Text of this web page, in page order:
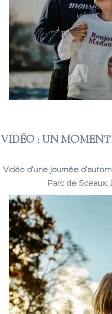
VIDÉO : UN
Vidéo d’une journée
Parc de